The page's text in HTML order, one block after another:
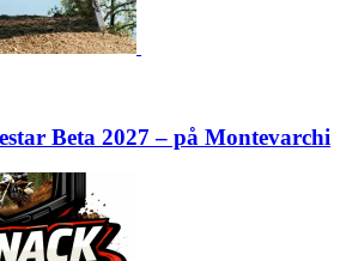
Beta 2027 – på Montevarchi